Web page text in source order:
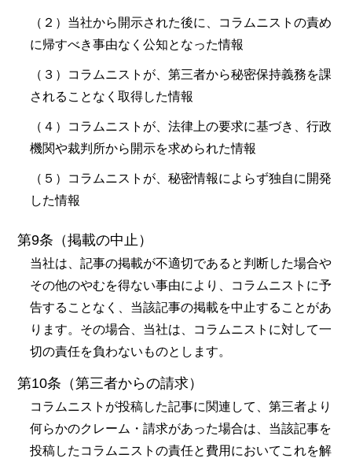
（２）当社から開示された後に、コラムニストの責め
に帰すべき事由なく公知となった情報
（３）コラムニストが、第三者から秘密保持義務を課
されることなく取得した情報
（４）コラムニストが、法律上の要求に基づき、行政
機関や裁判所から開示を求められた情報
（５）コラムニストが、秘密情報によらず独自に開発
した情報
第9条（掲載の中止）
当社は、記事の掲載が不適切であると判断した場合や
その他のやむを得ない事由により、コラムニストに予
告することなく、当該記事の掲載を中止することがあ
ります。その場合、当社は、コラムニストに対して一
切の責任を負わないものとします。
第10条（第三者からの請求）
コラムニストが投稿した記事に関連して、第三者より
何らかのクレーム・請求があった場合は、当該記事を
投稿したコラムニストの責任と費用においてこれを解